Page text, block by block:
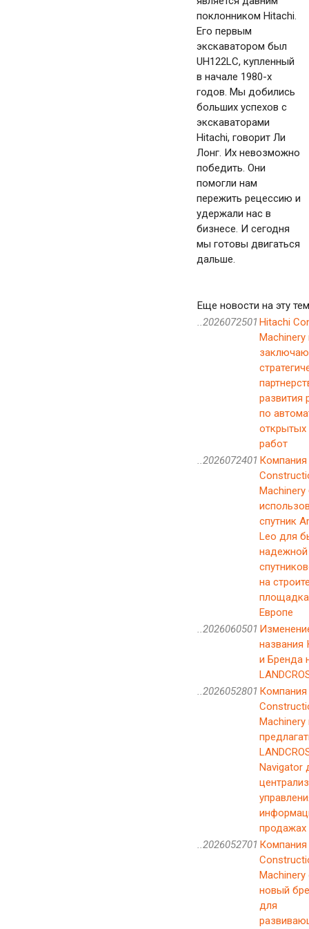
поклонником Hitachi.
Его первым
экскаватором был
UH122LC, купленный
в начале 1980-х
годов. Мы добились
больших успехов с
экскаваторами
Hitachi, говорит Ли
Лонг. Их невозможно
победить. Они
помогли нам
пережить рецессию и
удержали нас в
бизнесе. И сегодня
мы готовы двигаться
дальше.
Еще новости на эту
..2026072501 Hitachi
развития
по
открытых
работ
..2026072401 Компания
Machinery
спутник
Leo для
надежной
на
Европе
..2026060501
названия
и Бренда
..2026052801 Компания
Machinery
Navigator
..2026052701 Компания
Machinery
новый
для